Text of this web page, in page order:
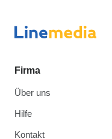
Firma
Über uns
Hilfe
Kontakt